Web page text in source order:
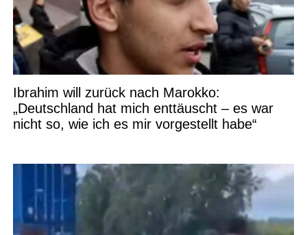
Ibrahim will zurück nach Marokko:
„Deutschland hat mich enttäuscht – es war
nicht so, wie ich es mir vorgestellt habe“